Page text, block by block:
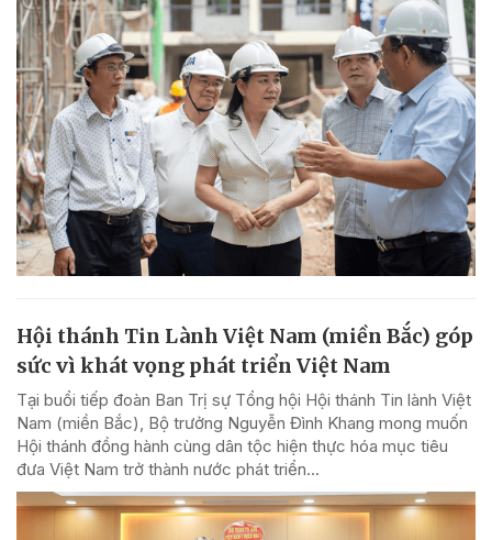
Hội thánh Tin Lành Việt Nam (miền Bắc) góp
sức vì khát vọng phát triển Việt Nam
Tại buổi tiếp đoàn Ban Trị sự Tổng hội Hội thánh Tin lành Việt
Nam (miền Bắc), Bộ trưởng Nguyễn Đình Khang mong muốn
Hội thánh đồng hành cùng dân tộc hiện thực hóa mục tiêu
đưa Việt Nam trở thành nước phát triển...